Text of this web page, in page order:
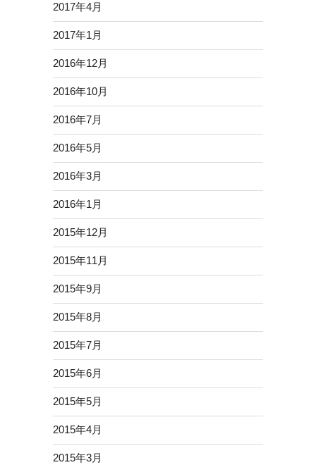
2017年4月
2017年1月
2016年12月
2016年10月
2016年7月
2016年5月
2016年3月
2016年1月
2015年12月
2015年11月
2015年9月
2015年8月
2015年7月
2015年6月
2015年5月
2015年4月
2015年3月